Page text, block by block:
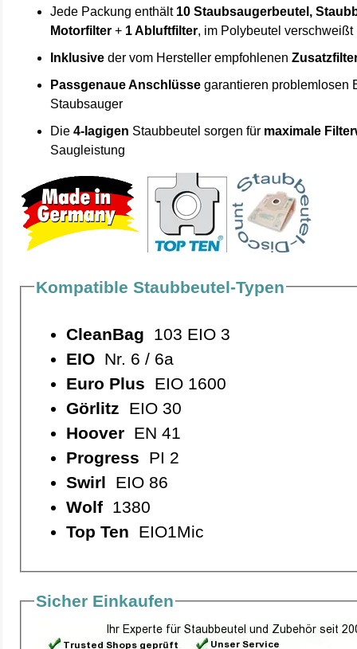
Jede Packung enthält 10 Staubsaugerbeutel,
Motorfilter + 1 Abluftfilter, im Polybeutel verschweißt
Inklusive der vom Hersteller empfohlenen
Passgenaue Anschlüsse garantieren problemlosen
Staubsauger
Die4-lagigen Staubbeutel sorgen für maximale
Saugleistung
Kompatible Staubbeutel-Typen
CleanBag 103 EIO 3
EIONr. 6 / 6a
Euro Plus EIO 1600
Görlitz EIO 30
HooverEN 41
Progress PI 2
Swirl EIO 86
Wolf1380
Top Ten EIO1Mic
Sicher Einkaufen